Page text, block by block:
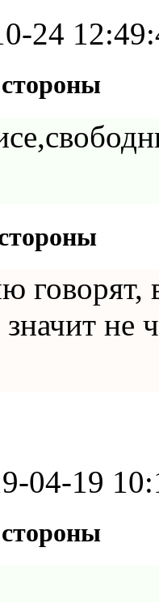
24
не
04-19